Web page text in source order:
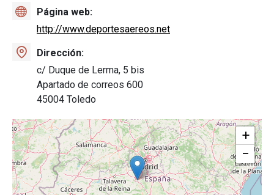
Página web
http://www.deportesaereos.net
Dirección
c/ Duque de Lerma, 5 bis
Apartado de correos 600
45004 Toledo
+
−